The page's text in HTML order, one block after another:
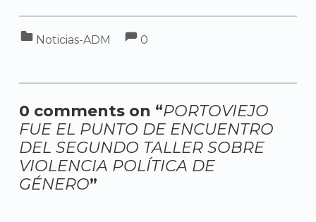
Noticias-ADM
Comments:
Comments:
0
0 comments on “PORTOVIEJO
FUE EL PUNTO DE ENCUENTRO
DEL SEGUNDO TALLER SOBRE
VIOLENCIA POLÍTICA DE
GÉNERO”